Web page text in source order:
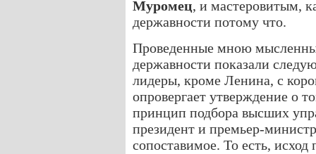
Муромец, и мастеровитым,
державности потому что.
Проведенные мною
державности показали
лидеры, кроме Ленина, с
опровергает утверждение о
принцип подбора высших
президент и премьер-
сопоставимое. То есть, исход